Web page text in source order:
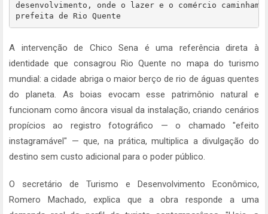
desenvolvimento, onde o lazer e o comércio
prefeita de Rio Quente
A intervenção de Chico Sena é uma referência direta à
identidade que consagrou Rio Quente no mapa do turismo
mundial: a cidade abriga o maior berço de rio de águas quentes
do planeta. As boias evocam esse patrimônio natural e
funcionam como âncora visual da instalação, criando cenários
propícios ao registro fotográfico — o chamado "efeito
instagramável" — que, na prática, multiplica a divulgação do
destino sem custo adicional para o poder público.
O secretário de Turismo e Desenvolvimento Econômico,
Romero Machado, explica que a obra responde a uma